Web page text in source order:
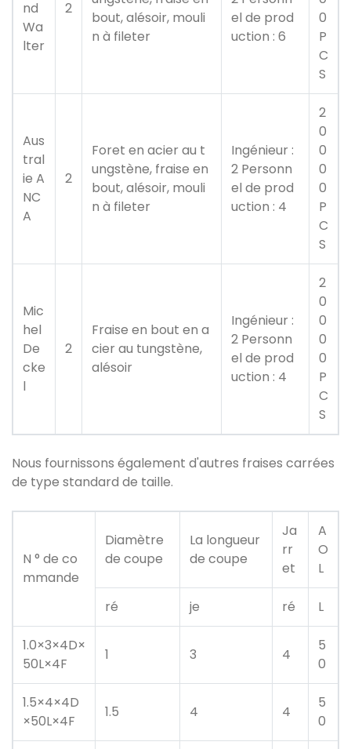
nd
Wa
lter
2
bout, alésoir, mouli
n à fileter
el de prod
uction : 6
0
P
C
S
Aus
tral
ie A
NC
A
2
Foret en acier au t
ungstène, fraise en
bout, alésoir, mouli
n à fileter
Ingénieur :
2 Personn
el de prod
uction : 4
2
0
0
0
0
P
C
S
Mic
hel
De
cke
l
2
Fraise en bout en a
cier au tungstène,
alésoir
Ingénieur :
2 Personn
el de prod
uction : 4
2
0
0
0
0
P
C
S
Nous fournissons également d'autres fraises carrées
de type standard de taille.
N ° de co
mmande
Diamètre
de coupe
La longueur
de coupe
Ja
rr
et
A
O
L
ré je ré L
1.0×3×4D×
50L×4F
1 3 4
5
0
1.5×4×4D
×50L×4F
1.5 4 4
5
0